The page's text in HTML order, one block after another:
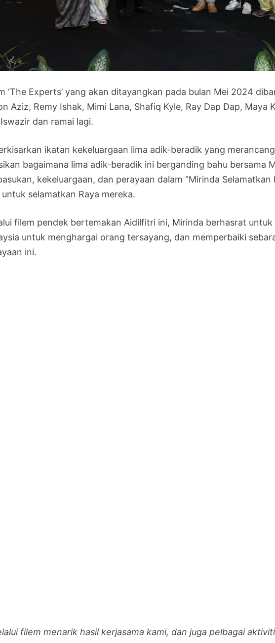
‘The Experts’ yang akan ditayangkan pada bulan Mei 2024
Aziz, Remy Ishak, Mimi Lana, Shafiq Kyle, Ray Dap Dap, Maya
dan ramai lagi.
ikatan kekeluargaan lima adik-beradik yang
bagaimana lima adik-beradik ini berganding bahu bersama
kekeluargaan, dan perayaan dalam “Mirinda Selamatkan
untuk selamatkan Raya mereka.
filem pendek bertemakan Aidilfitri ini, Mirinda berhasrat
untuk menghargai orang tersayang, dan memperbaiki
ini.
filem menarik hasil kerjasama kami, dan juga pelbagai